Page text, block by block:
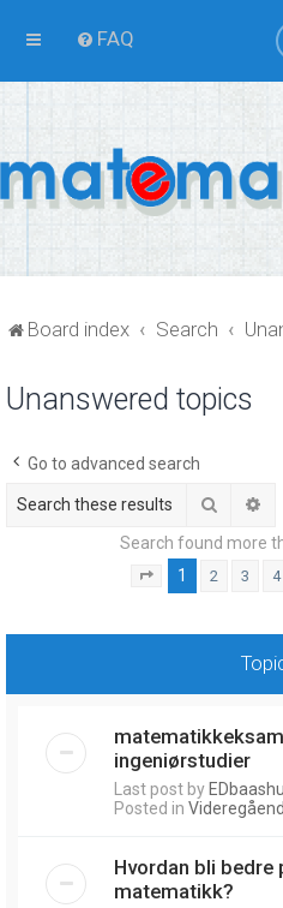
FAQ
Board index Search
Unanswered topics
Go to advanced search
Search
Search found more
Page of 20
1 2 3 4
ingeniørstudier
Last post by
Posted in
Hvordan bli bedre
matematikk?